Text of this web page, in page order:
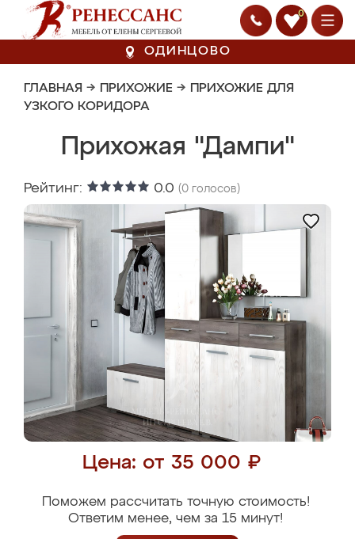
0
ОДИНЦОВО
ГЛАВНАЯ → ПРИХОЖИЕ → ПРИХОЖИЕ ДЛЯ
УЗКОГО КОРИДОРА
Прихожая "Дампи"
Рейтинг: 0.0 (0 голосов)
Цена: от 35 000 ₽
Поможем рассчитать точную стоимость!
Ответим менее, чем за 15 минут!